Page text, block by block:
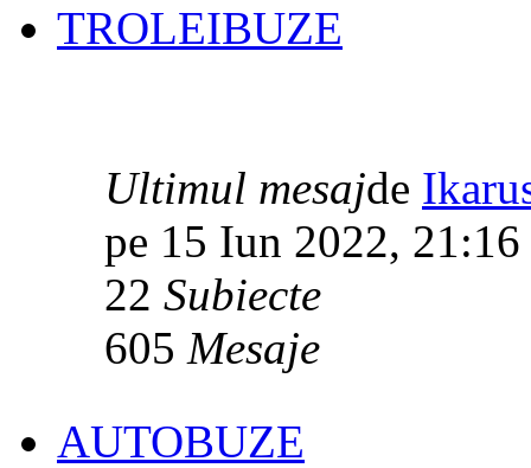
TROLEIBUZE
Ultimul mesajde
pe 15 Iun 2022, 21:16
22 Subiecte
605 Mesaje
AUTOBUZE